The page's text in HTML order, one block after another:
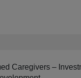
Caregivers –